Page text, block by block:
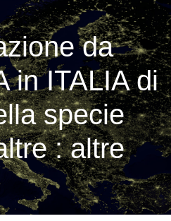
da
in ITALIA di
specie
: altre